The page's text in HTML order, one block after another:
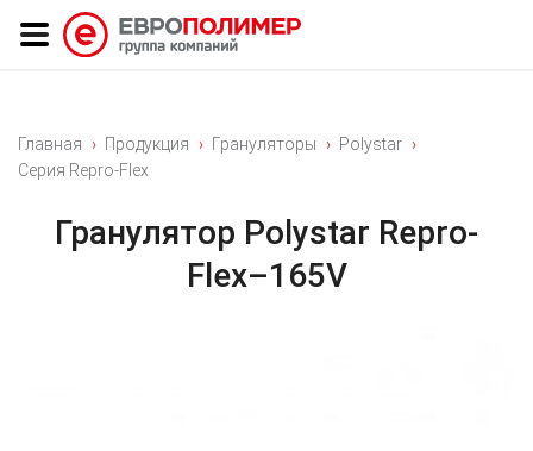
Главная Продукция Грануляторы
Polystar
Серия Repro-Flex
Гранулятор Polystar Repro-
Flex–165V